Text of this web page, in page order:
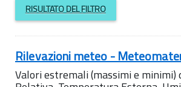
RISULTATO DEL FILTRO
Rilevazioni meteo -
Valori estremali (massimi e minimi)